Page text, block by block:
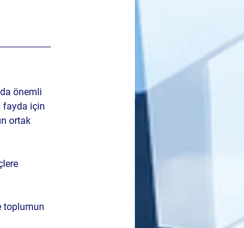
da önemli
fayda için
ortak
toplumun